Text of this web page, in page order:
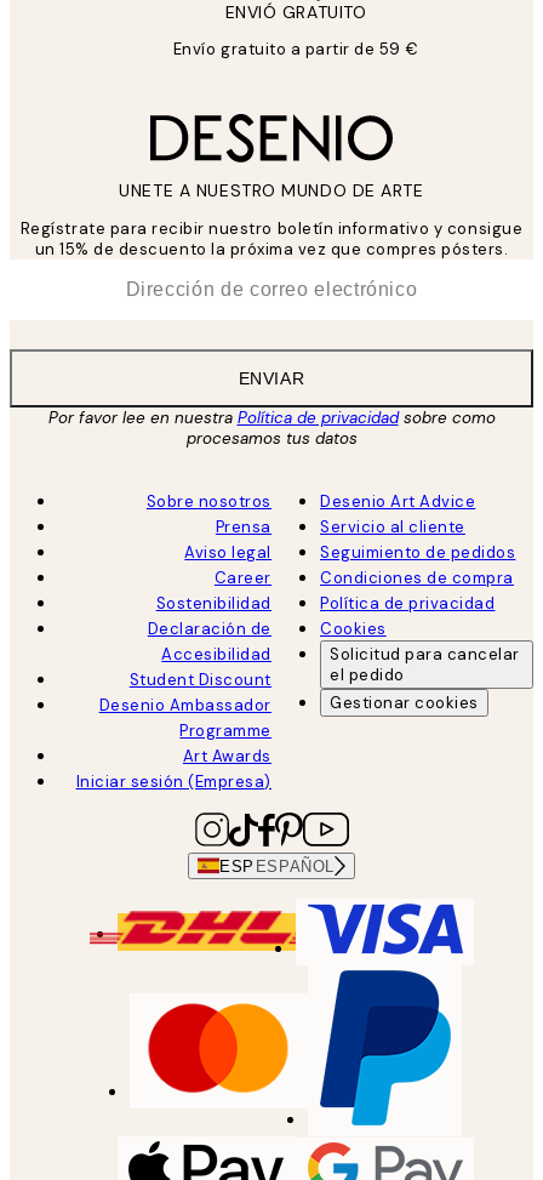
ENVIÓ GRATUITO
Envío gratuito a partir de 59 €
UNETE A NUESTRO MUNDO DE ARTE
Regístrate para recibir nuestro boletín informativo y consigue
un 15% de descuento la próxima vez que compres pósters.
ENVIAR
Por favor lee en nuestra Política de privacidadsobre como
procesamos tus datos
Sobre nosotros
Prensa
Aviso legal
Career
Sostenibilidad
Declaración de
Accesibilidad
Student Discount
Desenio Ambassador
Programme
Art Awards
Iniciar sesión (Empresa)
Desenio Art Advice
Servicio al cliente
Seguimiento de pedidos
Condiciones de compra
Política de privacidad
Cookies
Solicitud para cancelar
el pedido
Gestionar cookies
ESP ESPAÑOL